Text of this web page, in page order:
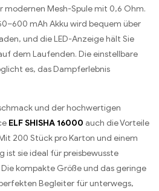
Mesh-Spule mit 0,6 Ohm.
mAh Akku wird bequem über
und die LED-Anzeige hält Sie
dem Laufenden. Die einstellbare
es, das Dampferlebnis
und der hochwertigen
ELF SHISHA 16000 auch die Vorteile
200 Stück pro Karton und einem
ist sie ideal für preisbewusste
kompakte Größe und das geringe
Begleiter für unterwegs,